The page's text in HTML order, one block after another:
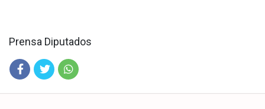
Prensa Diputados